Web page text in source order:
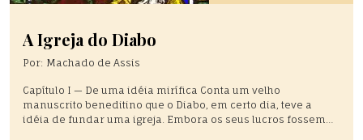
A Igreja do Diabo
Por: Machado de Assis
Capítulo I — De uma idéia mirífica Conta um velho
manuscrito beneditino que o Diabo, em certo dia, teve a
idéia de fundar uma igreja. Embora os seus lucros fossem